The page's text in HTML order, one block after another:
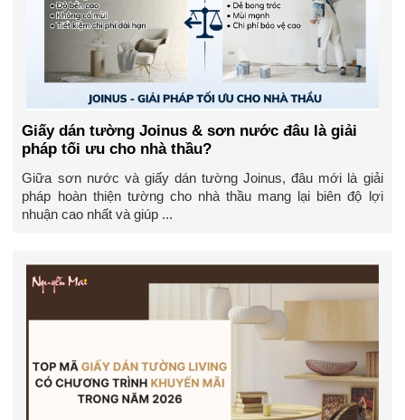
Giấy dán tường Joinus & sơn nước đâu là giải
pháp tối ưu cho nhà thầu?
Giữa sơn nước và giấy dán tường Joinus, đâu mới là giải
pháp hoàn thiện tường cho nhà thầu mang lại biên độ lợi
nhuận cao nhất và giúp ...